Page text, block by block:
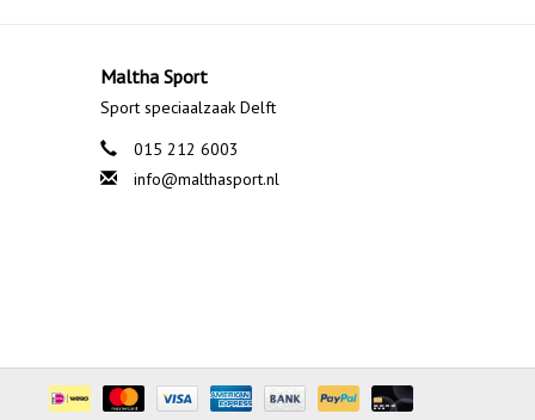
Maltha Sport
Sport speciaalzaak Delft
015 212 6003
info@malthasport.nl